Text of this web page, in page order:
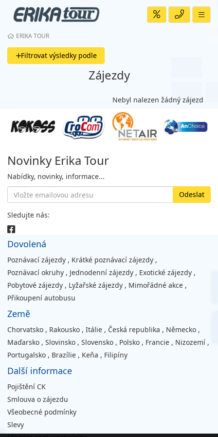
ERIKA TOUR
Filtrovat výsledky podle
Zájezdy
Nebyl nalezen žádný zájezd
Novinky Erika Tour
Nabídky, novinky, informace...
Sledujte nás:
Dovolená
Poznávací zájezdy , Krátké poznávací zájezdy ,
Poznávací okruhy , Jednodenní zájezdy , Exotické zájezdy ,
Pobytové zájezdy , Lyžařské zájezdy , Mimořádné akce ,
Přikoupení autobusu
Země
Chorvatsko , Rakousko , Itálie , Česká republika , Německo ,
Maďarsko , Slovinsko , Slovensko , Polsko , Francie , Nizozemí ,
Portugalsko , Brazílie , Keňa , Filipíny
Další informace
Pojištění CK
Smlouva o zájezdu
Všeobecné podmínky
Slevy